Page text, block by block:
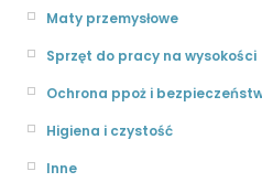
Maty przemysłowe
Sprzęt do pracy na wysokości
Ochrona ppoż i
Higiena i czystość
Inne